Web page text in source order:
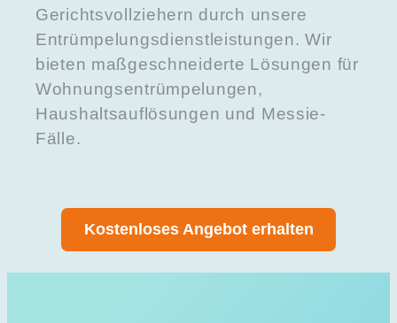
Gerichtsvollziehern durch unsere
Entrümpelungsdienstleistungen. Wir
bieten maßgeschneiderte Lösungen für
Wohnungsentrümpelungen,
Haushaltsauflösungen und Messie-
Fälle.
Kostenloses Angebot erhalten